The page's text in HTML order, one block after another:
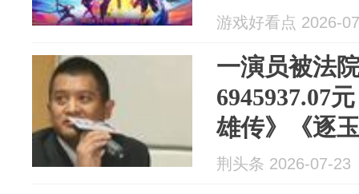
游戏好看点 2026-
一演员被法
6945937.07
雄传》《逐
荆头条 2026-07-23